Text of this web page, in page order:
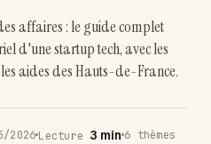
affaires : le guide complet
d'une startup tech, avec les
aides des Hauts-de-France.
2026 Lecture 3 min 6 thèmes